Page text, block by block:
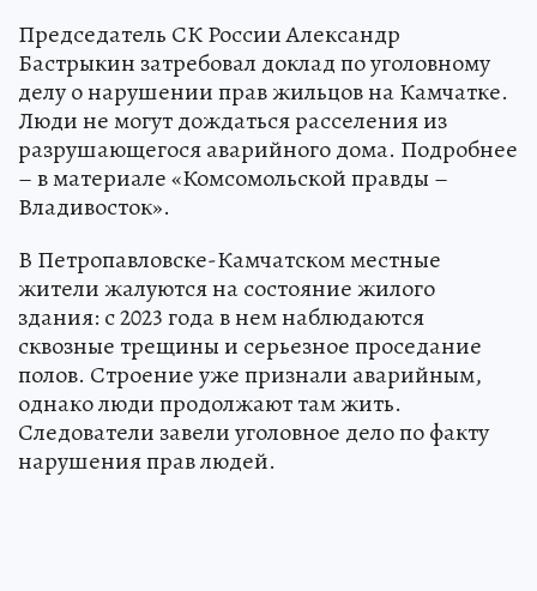
Председатель СК России Александр
Бастрыкин затребовал доклад по уголовному
делу о нарушении прав жильцов на Камчатке.
Люди не могут дождаться расселения из
разрушающегося аварийного дома. Подробнее
– в материале «Комсомольской правды –
Владивосток».
В Петропавловске-Камчатском местные
жители жалуются на состояние жилого
здания: с 2023 года в нем наблюдаются
сквозные трещины и серьезное проседание
полов. Строение уже признали аварийным,
однако люди продолжают там жить.
Следователи завели уголовное дело по факту
нарушения прав людей.